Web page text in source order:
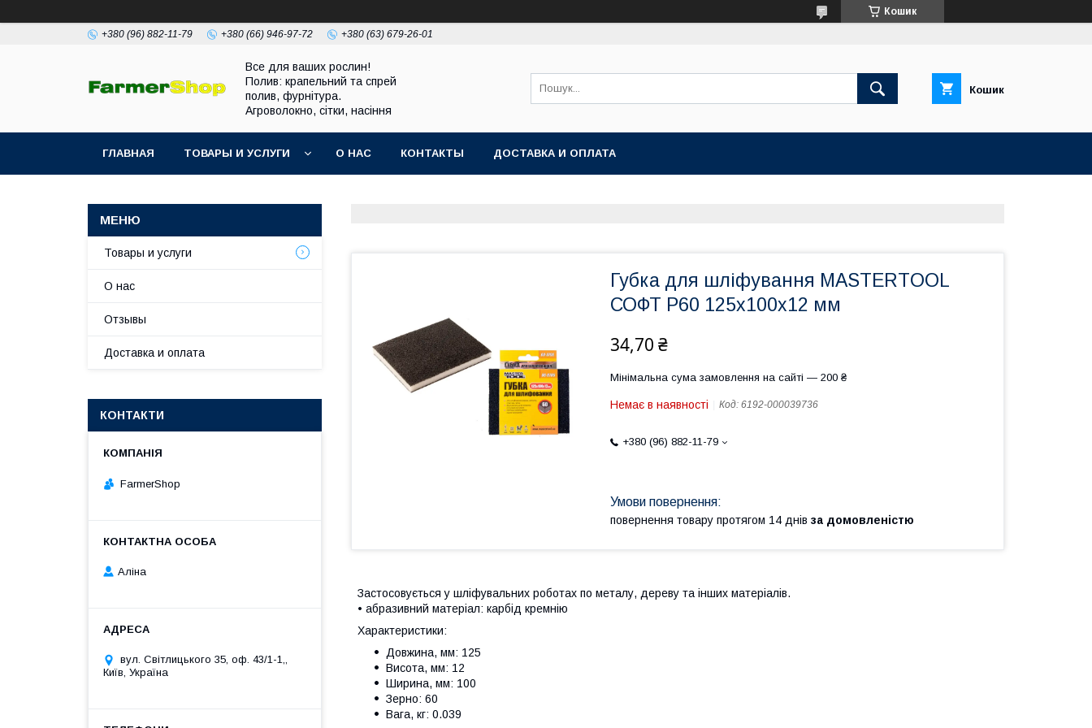
Кошик
+380 (96) 882-11-79 +380 (66) 946-97-72 +380 (63) 679-26-01
Все для ваших рослин!
Полив: крапельний та спрей
полив, фурнітура.
Агроволокно, сітки, насіння
Кошик
ГЛАВНАЯ ТОВАРЫ И УСЛУГИ О НАС КОНТАКТЫ ДОСТАВКА И ОПЛАТА
Губка для шліфування MASTERTOOL
СОФТ Р60 125х100х12 мм
34,70 ₴
Мінімальна сума замовлення на сайті — 200 ₴
Немає в наявності Код: 6192-000039736
+380 (96) 882-11-79
повернення товару протягом 14 днів за домовленістю
Застосовується у шліфувальних роботах по металу, дереву та інших матеріалів.
• абразивний матеріал: карбід кремнію
Характеристики:
Довжина, мм: 125
Висота, мм: 12
Ширина, мм: 100
Зерно: 60
Вага, кг: 0.039
Товары и услуги
О нас
Отзывы
Доставка и оплата
КОНТАКТИ
FarmerShop
Аліна
вул. Світлицького 35, оф. 43/1-1,,
Київ, Україна